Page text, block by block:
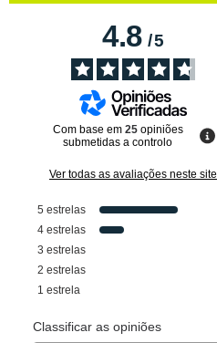
4.8/5
Com base em 25 opiniões
submetidas a controlo
Ver todas as avaliações neste site
5 estrelas
4 estrelas
3 estrelas
2 estrelas
1 estrela
Classificar as opiniões